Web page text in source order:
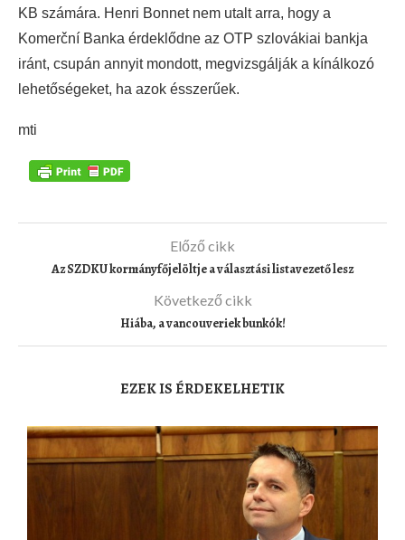
KB számára. Henri Bonnet nem utalt arra, hogy a
Komerční Banka érdeklődne az OTP szlovákiai bankja
iránt, csupán annyit mondott, megvizsgálják a kínálkozó
lehetőségeket, ha azok ésszerűek.
mti
Előző cikk
Az SZDKU kormányfőjelöltje a választási listavezető lesz
Következő cikk
Hiába, a vancouveriek bunkók!
EZEK IS ÉRDEKELHETIK